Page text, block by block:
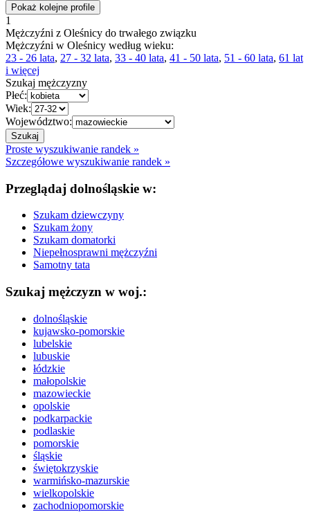
Pokaż kolejne profile
1
Mężczyźni z Oleśnicy do trwałego związku
Mężczyźni w Oleśnicy według wieku:
23 - 26 lata, 27 - 32 lata, 33 - 40 lata, 41 - 50 lata, 51 - 60 lata, 61 lat
i więcej
Szukaj mężczyzny
Płeć:
Wiek:
Województwo:
Proste wyszukiwanie randek »
Szczegółowe wyszukiwanie randek »
Przeglądaj dolnośląskie w:
Szukam dziewczyny
Szukam żony
Szukam domatorki
Niepełnosprawni mężczyźni
Samotny tata
Szukaj mężczyzn w woj.:
dolnośląskie
kujawsko-pomorskie
lubelskie
lubuskie
łódzkie
małopolskie
mazowieckie
opolskie
podkarpackie
podlaskie
pomorskie
śląskie
świętokrzyskie
warmińsko-mazurskie
wielkopolskie
zachodniopomorskie